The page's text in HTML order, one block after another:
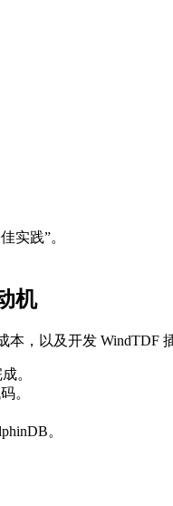
实践”。
机
，以及开发 WindTDF
。
。
。